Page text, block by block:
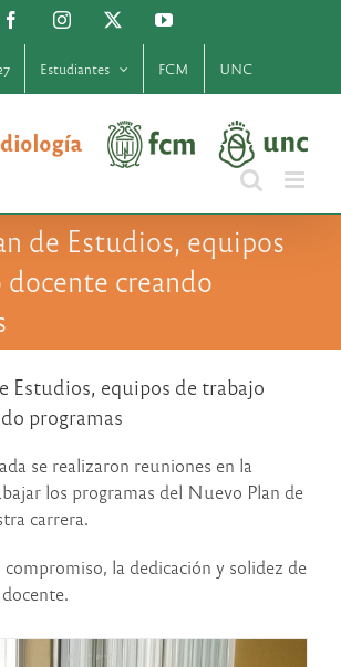
FacebookInstagram YouTube
Estudiantes FCM UNC
de Estudios, equipos
creando
Estudios, equipos de trabajo
programas
se realizaron reuniones en la
los programas del Nuevo Plan de
carrera.
compromiso, la dedicación y solidez de